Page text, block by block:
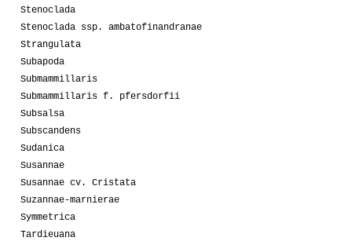
Stenoclada
Stenoclada ssp. ambatofinandranae
Strangulata
Subapoda
Submammillaris
Submammillaris f. pfersdorfii
Subsalsa
Subscandens
Sudanica
Susannae
Susannae cv. Cristata
Suzannae-marnierae
Symmetrica
Tardieuana